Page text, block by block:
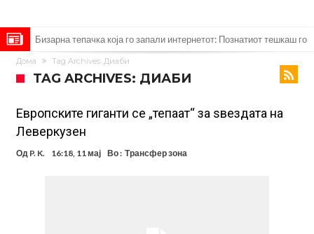
Бизарна тепачка која го запали интернетот: Познатиот тешкаш го
прифати најлудиот предизвик на кариерата – сам против
Меси, Нејмар и Суарез повторно заедно?!
Маркус Рашфорд повторно со Манчестер Јунајтед. Не е
заинтересиран за трансфер во Турција и Саудиска Арабија
Дарвин Нуњез на прагот на трансфер во Трабзонспор
Тикет на денот (понеделник, 10.08.2026)
Феран Торес се поблиску до трансфер во ПСЖ
Дома Tag Archives: Диаби
TAG ARCHIVES: ДИАБИ
Европските гиганти се „тепаат“ за ѕвездата на
Леверкузен
Од P. K. 16:18, 11 мај Во : Трансфер зона